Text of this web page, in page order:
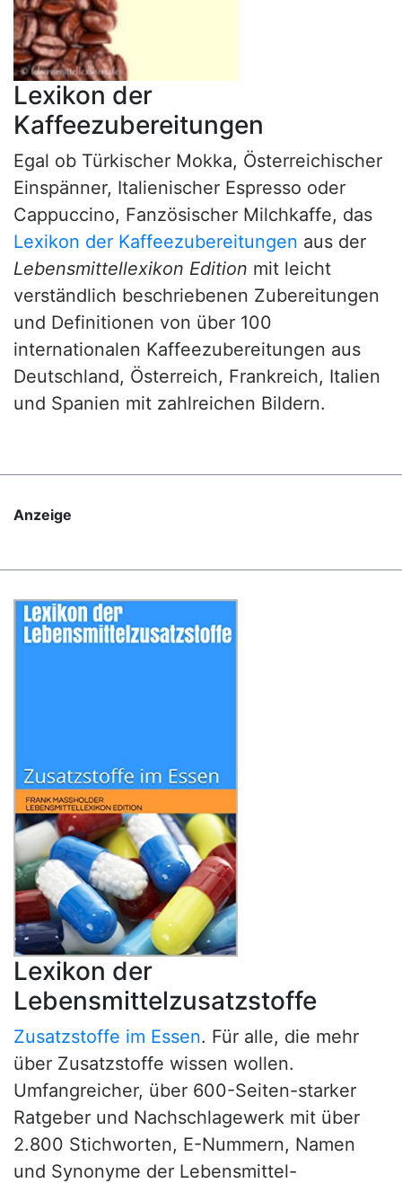
Lexikon der
Kaffeezubereitungen
Egal ob Türkischer Mokka, Österreichischer
Einspänner, Italienischer Espresso oder
Cappuccino, Fanzösischer Milchkaffe, das
Lexikon der Kaffeezubereitungen aus der
Lebensmittellexikon Edition mit leicht
verständlich beschriebenen Zubereitungen
und Definitionen von über 100
internationalen Kaffeezubereitungen aus
Deutschland, Österreich, Frankreich, Italien
und Spanien mit zahlreichen Bildern.
Anzeige
Lexikon der
Lebensmittelzusatzstoffe
Zusatzstoffe im Essen. Für alle, die mehr
über Zusatzstoffe wissen wollen.
Umfangreicher, über 600-Seiten-starker
Ratgeber und Nachschlagewerk mit über
2.800 Stichworten, E-Nummern, Namen
und Synonyme der Lebensmittel-